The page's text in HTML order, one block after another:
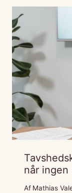
når
Af Mathias